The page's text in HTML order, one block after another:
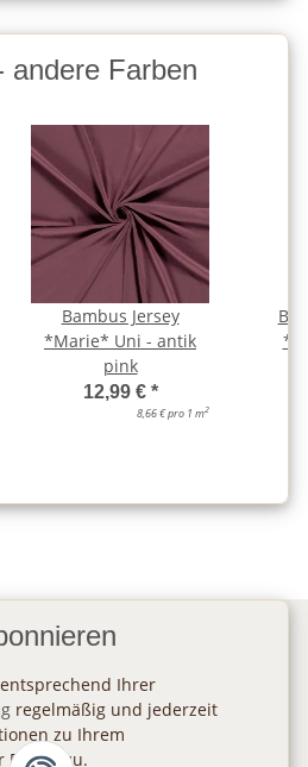
andere Farben
Bambus Jersey
*Marie* Uni - antik
pink
12,99 € *
8,66 € pro 1 m2
Ihrer
regelmäßig und jederzeit
zu Ihrem
E-Mail zu.